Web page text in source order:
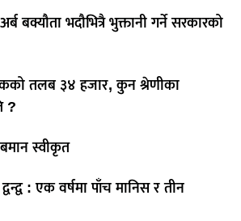
बक्यौता भदौभित्रै भुक्तानी गर्ने सरकारको
तलब ३४ हजार, कुन श्रेणीका
?
स्वीकृत
: एक वर्षमा पाँच मानिस र तीन